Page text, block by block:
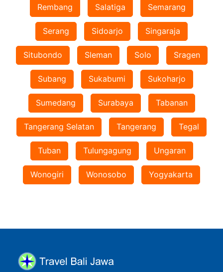
Rembang Salatiga Semarang
Serang Sidoarjo Singaraja
Situbondo Sleman Solo Sragen
Subang Sukabumi Sukoharjo
Sumedang Surabaya Tabanan
Tangerang Selatan Tangerang Tegal
Tuban Tulungagung Ungaran
Wonogiri Wonosobo Yogyakarta